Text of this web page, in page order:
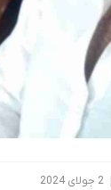
2 جولای 2024